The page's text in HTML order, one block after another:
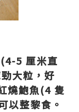
5 厘米直
大粒，好
燒鮑魚(4 隻
以整黎食。